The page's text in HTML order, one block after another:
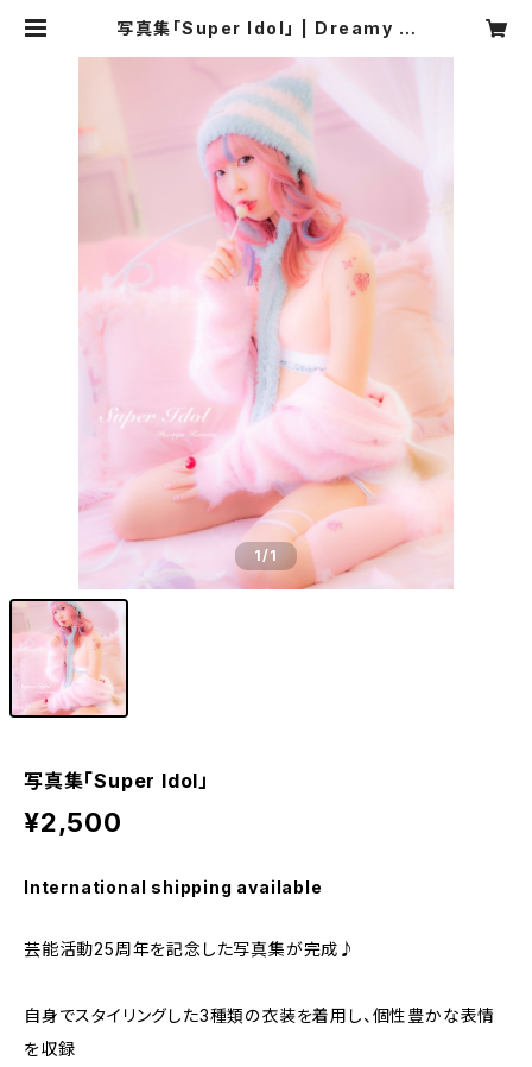
写真集「Super Idol」 | Dreamy M
1/1
写真集「Super Idol」
¥2,500
International shipping available
芸能活動25周年を記念した写真集が完成♪
自身でスタイリングした3種類の衣装を着用し、個性豊かな表情
を収録